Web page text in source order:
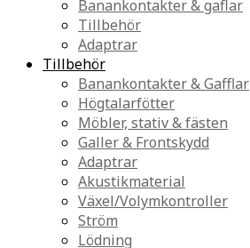
Banankontakter & gaflar
Tillbehör
Adaptrar
Tillbehör
Banankontakter & Gafflar
Högtalarfötter
Möbler, stativ & fästen
Galler & Frontskydd
Adaptrar
Akustikmaterial
Växel/Volymkontroller
Ström
Lödning